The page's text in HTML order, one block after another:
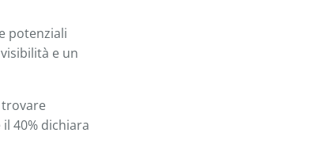
potenziali
e un
trovare
40% dichiara